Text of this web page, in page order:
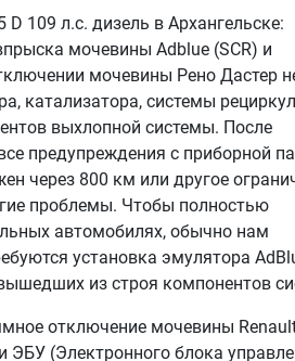
109 л.с. дизель в Архангельске:
мочевины Adblue (SCR) и
мочевины Рено Дастер
катализатора, системы
выхлопной системы. После
предупреждения с приборной
через 800 км или другое
проблемы. Чтобы полностью
автомобилях, обычно нам
установка эмулятора
из строя компонентов
отключение мочевины
ЭБУ (Электронного блока